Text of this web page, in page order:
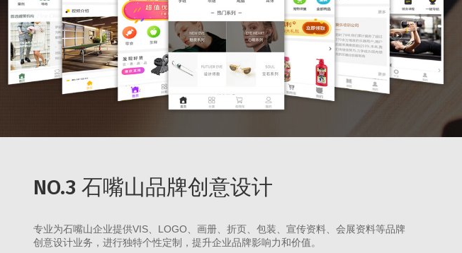
NO.3 石嘴山品牌创意设计
专业为石嘴山企业提供VIS、LOGO、画册、折页、包装、宣传资料、会展资料等品牌
创意设计业务，进行独特个性定制，提升企业品牌影响力和价值。